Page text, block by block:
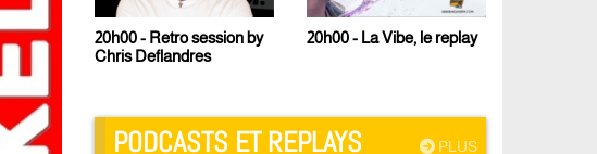
20h00 - Retro session by
Chris Deflandres
20h00 - La Vibe, le replay
PLUS
PODCASTS ET REPLAYS